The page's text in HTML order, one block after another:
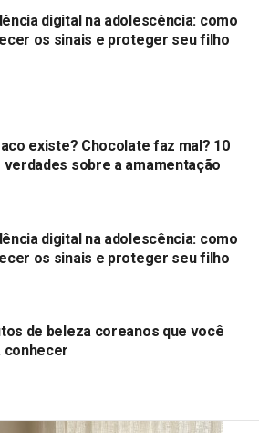
digital na adolescência: como
os sinais e proteger seu filho
existe? Chocolate faz mal? 10
verdades sobre a amamentação
digital na adolescência: como
os sinais e proteger seu filho
de beleza coreanos que você
conhecer